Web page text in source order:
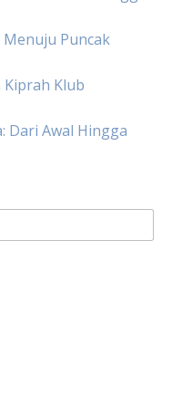
Menuju Puncak
Kiprah Klub
Dari Awal Hingga